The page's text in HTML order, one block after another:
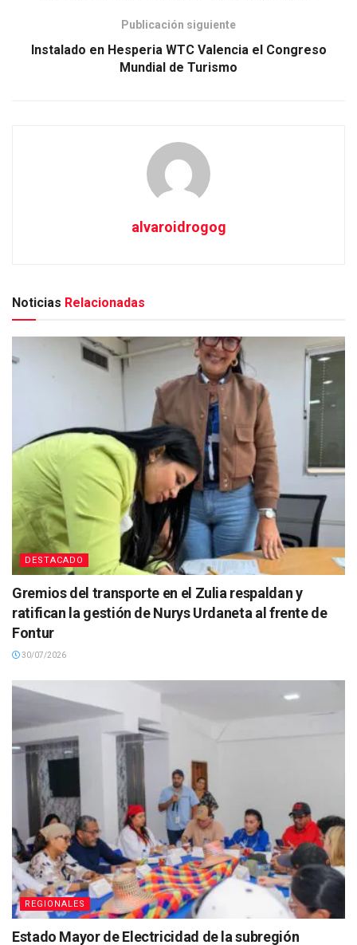
Publicación siguiente
Instalado en Hesperia WTC Valencia el Congreso
Mundial de Turismo
alvaroidrogog
Noticias Relacionadas
DESTACADO
Gremios del transporte en el Zulia respaldan y
ratifican la gestión de Nurys Urdaneta al frente de
Fontur
30/07/2026
REGIONALES
Estado Mayor de Electricidad de la subregión